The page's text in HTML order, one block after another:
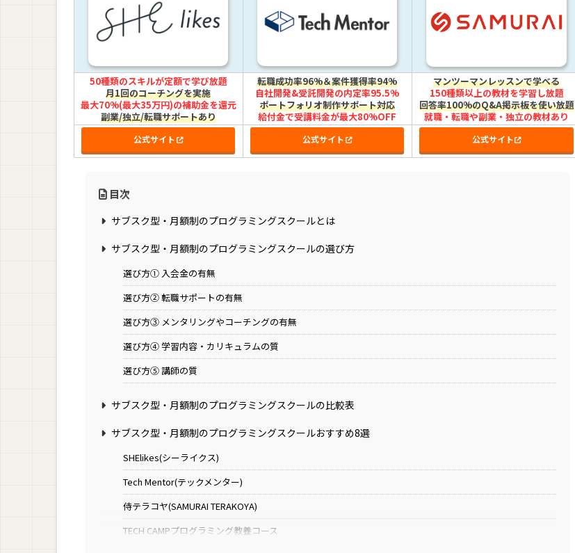
50種類のスキルが定額で学び放題
月1回のコーチングを実施
最大70%(最大35万円)の補助金を還元
副業/独立/転職サポートあり
転職成功率96%＆案件獲得率94%
自社開発&受託開発の内定率95.5%
ポートフォリオ制作サポート対応
給付金で受講料金が最大80%OFF
マンツーマンレッスンで学べる
150種類以上の教材を学習し放題
回答率100%のQ&A掲示板を使い放題
就職・転職や副業・独立の教材あり
公式サイト 公式サイト 公式サイト
目次
サブスク型・月額制のプログラミングスクールとは
サブスク型・月額制のプログラミングスクールの選び方
選び方① 入会金の有無
選び方② 転職サポートの有無
選び方③ メンタリングやコーチングの有無
選び方④ 学習内容・カリキュラムの質
選び方⑤ 講師の質
サブスク型・月額制のプログラミングスクールの比較表
サブスク型・月額制のプログラミングスクールおすすめ8選
SHElikes(シーライクス)
Tech Mentor(テックメンター)
侍テラコヤ(SAMURAI TERAKOYA)
TECH CAMPプログラミング教養コース